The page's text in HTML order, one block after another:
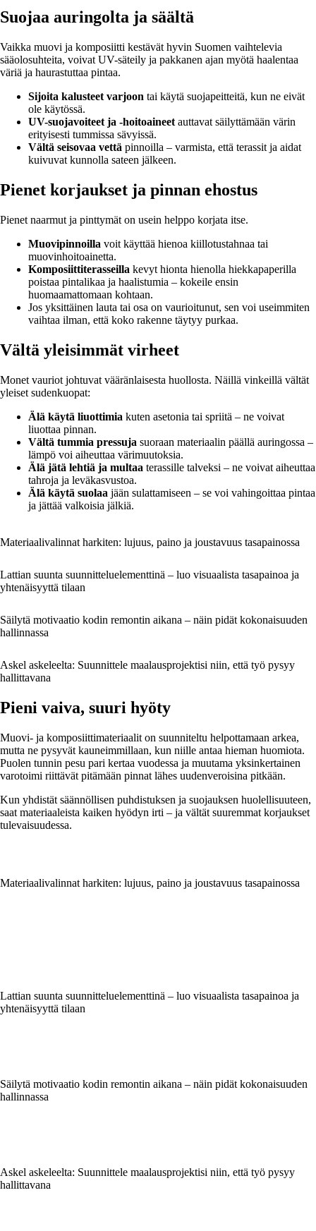
Suojaa auringolta ja säältä
Vaikka muovi ja komposiitti kestävät hyvin Suomen vaihtelevia
sääolosuhteita, voivat UV-säteily ja pakkanen ajan myötä haalentaa
väriä ja haurastuttaa pintaa.
Sijoita kalusteet varjoon tai käytä suojapeitteitä, kun ne eivät
ole käytössä.
UV-suojavoiteet ja -hoitoaineet auttavat säilyttämään värin
erityisesti tummissa sävyissä.
Vältä seisovaa vettä pinnoilla – varmista, että terassit ja aidat
kuivuvat kunnolla sateen jälkeen.
Pienet korjaukset ja pinnan ehostus
Pienet naarmut ja pinttymät on usein helppo korjata itse.
Muovipinnoilla voit käyttää hienoa kiillotustahnaa tai
muovinhoitoainetta.
Komposiittiterasseilla kevyt hionta hienolla hiekkapaperilla
poistaa pintalikaa ja haalistumia – kokeile ensin
huomaamattomaan kohtaan.
Jos yksittäinen lauta tai osa on vaurioitunut, sen voi useimmiten
vaihtaa ilman, että koko rakenne täytyy purkaa.
Vältä yleisimmät virheet
Monet vauriot johtuvat vääränlaisesta huollosta. Näillä vinkeillä vältät
yleiset sudenkuopat:
Älä käytä liuottimia kuten asetonia tai spriitä – ne voivat
liuottaa pinnan.
Vältä tummia pressuja suoraan materiaalin päällä auringossa –
lämpö voi aiheuttaa värimuutoksia.
Älä jätä lehtiä ja multaa terassille talveksi – ne voivat aiheuttaa
tahroja ja leväkasvustoa.
Älä käytä suolaa jään sulattamiseen – se voi vahingoittaa pintaa
ja jättää valkoisia jälkiä.
Materiaalivalinnat harkiten: lujuus, paino ja joustavuus tasapainossa
Lattian suunta suunnitteluelementtinä – luo visuaalista tasapainoa ja
yhtenäisyyttä tilaan
Säilytä motivaatio kodin remontin aikana – näin pidät kokonaisuuden
hallinnassa
Askel askeleelta: Suunnittele maalausprojektisi niin, että työ pysyy
hallittavana
Pieni vaiva, suuri hyöty
Muovi- ja komposiittimateriaalit on suunniteltu helpottamaan arkea,
mutta ne pysyvät kauneimmillaan, kun niille antaa hieman huomiota.
Puolen tunnin pesu pari kertaa vuodessa ja muutama yksinkertainen
varotoimi riittävät pitämään pinnat lähes uudenveroisina pitkään.
Kun yhdistät säännöllisen puhdistuksen ja suojauksen huolellisuuteen,
saat materiaaleista kaiken hyödyn irti – ja vältät suuremmat korjaukset
tulevaisuudessa.
Materiaalivalinnat harkiten: lujuus, paino ja joustavuus tasapainossa
Lattian suunta suunnitteluelementtinä – luo visuaalista tasapainoa ja
yhtenäisyyttä tilaan
Säilytä motivaatio kodin remontin aikana – näin pidät kokonaisuuden
hallinnassa
Askel askeleelta: Suunnittele maalausprojektisi niin, että työ pysyy
hallittavana